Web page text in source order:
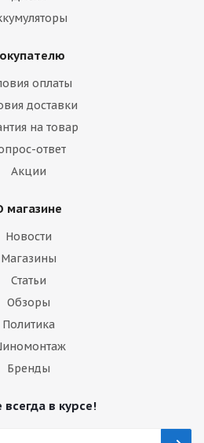
оплаты
доставки
на товар
ответ
Акции
магазине
Новости
Магазины
Статьи
Обзоры
Политика
Бренды
всегда в курсе!